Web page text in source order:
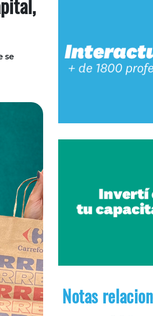
se
Notas